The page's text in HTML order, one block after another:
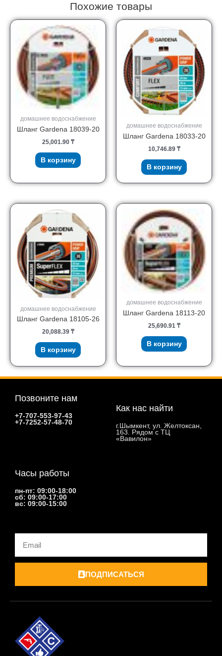
Похожие товары
домашнее водоснабжение
Шланг Gardena 18039-20
25,001.90 ₸
В корзину
домашнее водоснабжение
Шланг Gardena 18033-20
10,746.89 ₸
В корзину
домашнее водоснабжение
Шланг Gardena 18105-26
20,088.39 ₸
В корзину
домашнее водоснабжение
Шланг Gardena 18113-20
25,690.91 ₸
В корзину
Позвоните нам
+7-707-553-97-43
+7-7252-57-48-70
Как нас найти
г.Шымкент, ул. Желтоксан,
163. Рядом с ТЦ
«Вавилон»
Часы работы
пн-пт: 09:00-18:00
сб: 09:00-17:00
вс: 09:00-15:00
Email
ПОДПИСАТЬСЯ